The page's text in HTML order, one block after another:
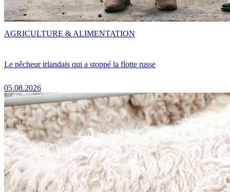
Le pêcheur irlandais qui a stoppé la flotte russe
05.08.2026
AGRICULTURE & ALIMENTATION